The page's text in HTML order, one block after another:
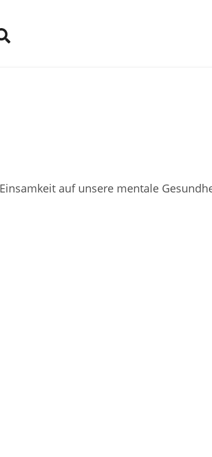
auf unsere mentale